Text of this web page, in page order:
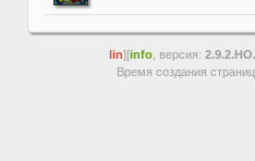
lin][info , версия:
Время создания